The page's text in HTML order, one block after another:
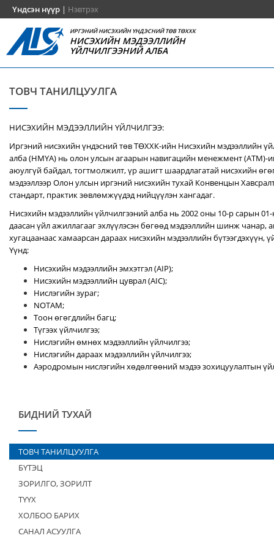
Үндсэн нүүр | Нэвтрэх
ИРГЭНИЙ НИСЭХИЙН ҮНДЭСНИЙ ТӨВ ТӨХХК
НИСЭХИЙН МЭДЭЭЛЛИЙН
ҮЙЛЧИЛГЭЭНИЙ АЛБА
ТОВЧ ТАНИЛЦУУЛГА
НИСЭХИЙН МЭДЭЭЛЛИЙН ҮЙЛЧИЛГЭЭ:
Иргэний нисэхийн үндэсний төв ТӨХХК-ийн Нисэхийн мэдээллийн
алба (НМҮА) нь олон улсын агаарын навигацийн менежмент (ATM)-
аюулгүй байдал, тогтмолжилт, үр ашигт шаардлагатай нисэхийн
мэдээллээр Олон улсын иргэний нисэхийн тухай Конвенцын
стандарт, практик зөвлөмжүүдэд нийцүүлэн хангадаг.
Нисэхийн мэдээллийн үйлчилгээний алба нь 2002 оны 10-р сарын
даасан үйл ажиллагааг эхлүүлэсэн бөгөөд мэдээллийн шинж чанар,
хугацаанаас хамаарсан дараах нисэхийн мэдээллийн бүтээгдэхүүн,
Үүнд:
Нисэхийн мэдээллийн эмхэтгэл (AIP);
Нисэхийн мэдээллийн цуврал (AIC);
Нислэгийн зураг;
NOTAM;
Тоон өгөгдлийн багц;
Түгээх үйлчилгээ;
Нислэгийн өмнөх мэдээллийн үйлчилгээ;
Нислэгийн дараах мэдээллийн үйлчилгээ;
Аэродромын нислэгийн хөдөлгөөний мэдээ зохицуулалтын
БИДНИЙ ТУХАЙ
ТОВЧ ТАНИЛЦУУЛГА
БҮТЭЦ
ЗОРИЛГО, ЗОРИЛТ
ТҮҮХ
ХОЛБОО БАРИХ
САНАЛ АСУУЛГА